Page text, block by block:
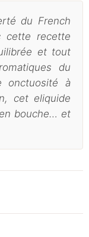
du French
cette recette
et tout
du
onctuosité à
cet eliquide
bouche… et